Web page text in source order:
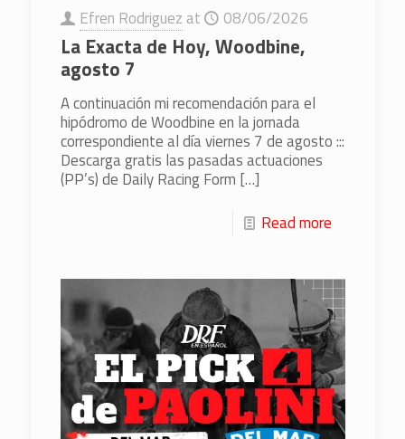
Efren Rodriguez at 08/06/2026
La Exacta de Hoy, Woodbine,
agosto 7
A continuación mi recomendación para el
hipódromo de Woodbine en la jornada
correspondiente al día viernes 7 de agosto :::
Descarga gratis las pasadas actuaciones
(PP’s) de Daily Racing Form […]
Read more